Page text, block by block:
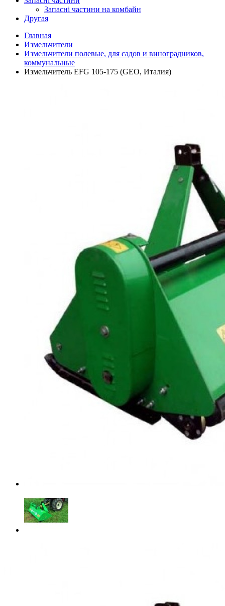
Запасні частини на комбайн
Другая
Главная
Измельчители
Измельчители полевые, для садов и виноградников,
коммунальные
Измельчитель EFG 105-175 (GEO, Италия)